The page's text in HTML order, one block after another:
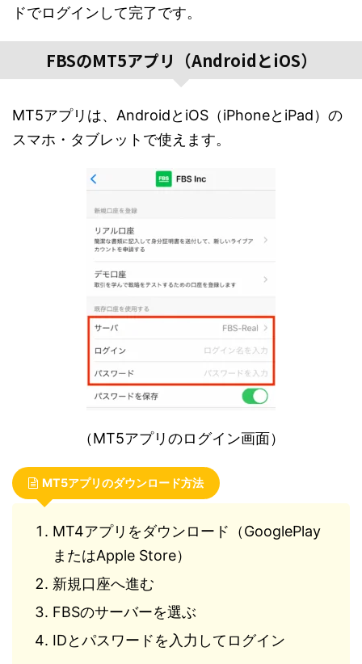
ドでログインして完了です。
FBSのMT5アプリ（AndroidとiOS）
MT5アプリは、AndroidとiOS（iPhoneとiPad）の
スマホ・タブレットで使えます。
（MT5アプリのログイン画面）
MT5アプリのダウンロード方法
MT4アプリをダウンロード（GooglePlay
またはApple Store）
新規口座へ進む
FBSのサーバーを選ぶ
IDとパスワードを入力してログイン